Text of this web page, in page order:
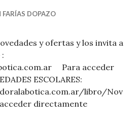
FARÍAS DOPAZO
y ofertas y los invita a
Para acceder
ESCOLARES:
libro/Nov
directamente